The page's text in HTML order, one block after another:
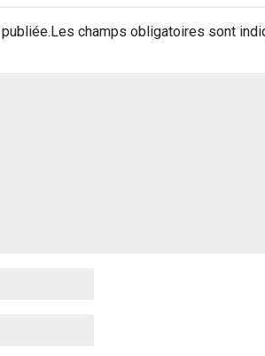
Les champs obligatoires sont